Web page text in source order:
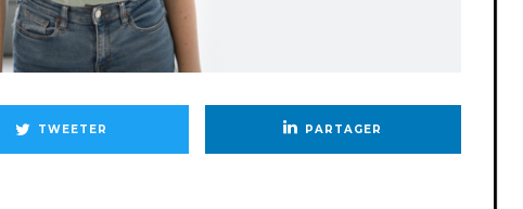
TWEETER PARTAGER